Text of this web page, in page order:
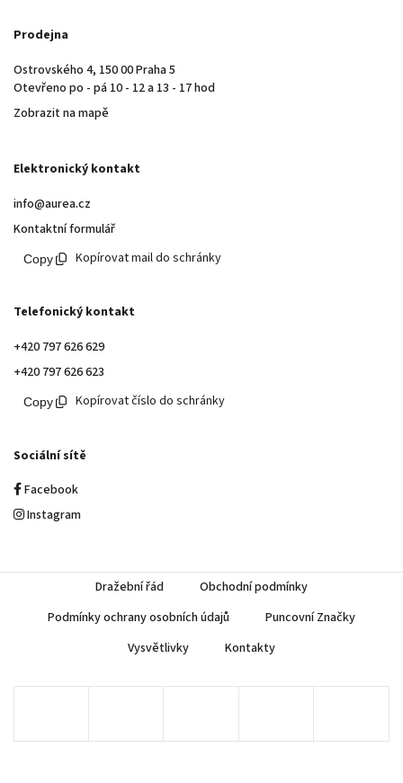
Prodejna
Ostrovského 4, 150 00 Praha 5
Otevřeno po - pá 10 - 12 a 13 - 17 hod
Zobrazit na mapě
Elektronický kontakt
info@aurea.cz
Kontaktní formulář
Kopírovat mail do schránky
Telefonický kontakt
+420 797 626 629
+420 797 626 623
Kopírovat číslo do schránky
Sociální sítě
Facebook
Instagram
Dražební řád
Obchodní podmínky
Podmínky ochrany osobních údajů
Puncovní Značky
Vysvětlivky
Kontakty